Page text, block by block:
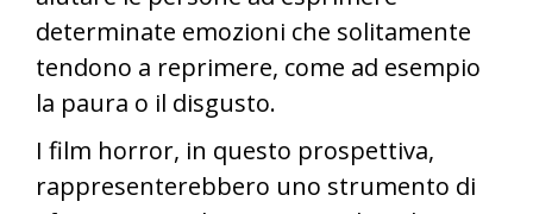
determinate emozioni che solitamente
tendono a reprimere, come ad esempio
la paura o il disgusto.
I film horror, in questo prospettiva,
rappresenterebbero uno strumento di